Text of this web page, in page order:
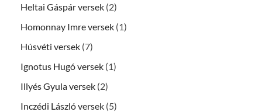
Heltai Gáspár versek (2)
Homonnay Imre versek (1)
Húsvéti versek (7)
Ignotus Hugó versek (1)
Illyés Gyula versek (2)
Inczédi László versek (5)